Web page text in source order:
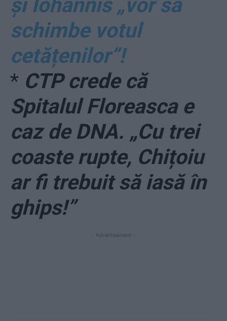
și Iohannis „vor să
schimbe votul
cetățenilor”!
* CTP crede că
Spitalul Floreasca e
caz de DNA. „Cu trei
coaste rupte, Chițoiu
ar fi trebuit să iasă în
ghips!”
- Advertisement -